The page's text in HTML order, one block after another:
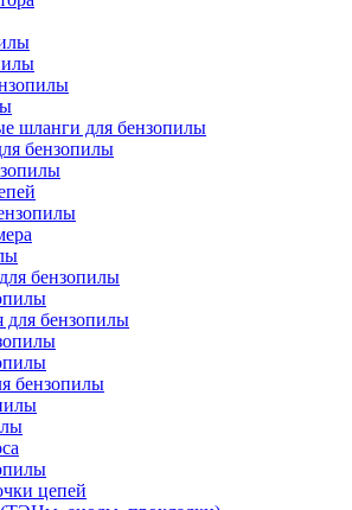
шланги для бензопилы
бензопилы
бензопилы
для бензопилы
бензопилы
цепей